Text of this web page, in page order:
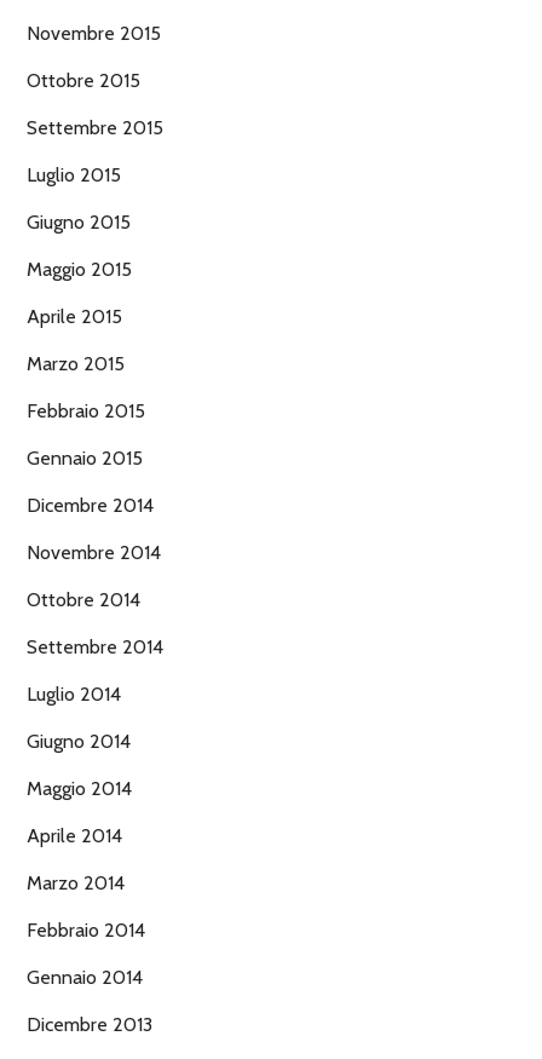
Novembre 2015
Ottobre 2015
Settembre 2015
Luglio 2015
Giugno 2015
Maggio 2015
Aprile 2015
Marzo 2015
Febbraio 2015
Gennaio 2015
Dicembre 2014
Novembre 2014
Ottobre 2014
Settembre 2014
Luglio 2014
Giugno 2014
Maggio 2014
Aprile 2014
Marzo 2014
Febbraio 2014
Gennaio 2014
Dicembre 2013